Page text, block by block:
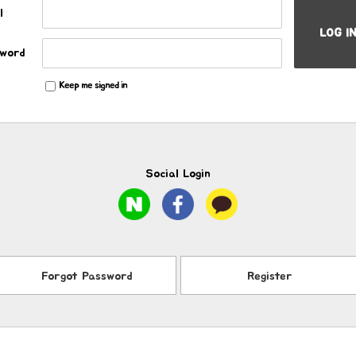
Keep me signed in
LOG IN
Social Login
Forgot Password Register